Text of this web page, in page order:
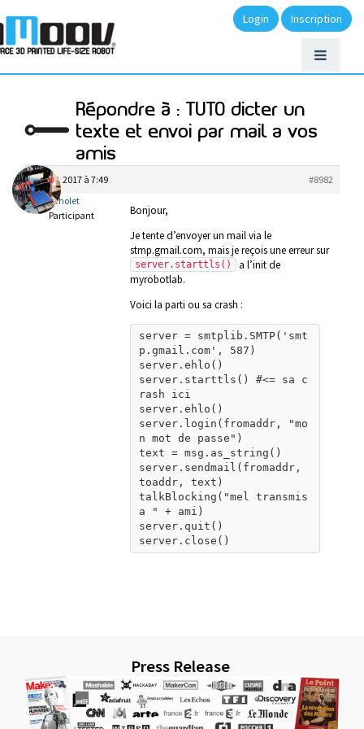
Login Inscription
Répondre à : TUTO dicter un
texte et envoi par mail a vos
amis
juin 29, 2017 à 7:49
#8982
cholet
Participant
Bonjour,
Je tente d’envoyer un mail via le
stmp.gmail.com, mais je reçois une erreur sur
server.starttls()
a l’init de
myrobotlab.
Voici la parti ou sa crash :
server = smtplib.SMTP('smt
p.gmail.com', 587)
server.ehlo()
server.starttls() #<= sa c
rash ici
server.ehlo()
server.login(fromaddr, "mo
n mot de passe")
text = msg.as_string()
server.sendmail(fromaddr,
toaddr, text)
talkBlocking("mel transmis
a " + ami)
server.quit()
server.close()
Press Release